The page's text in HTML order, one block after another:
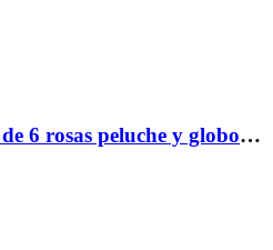
Mi graduada – Arreglo de 6 rosas peluche y globo para graduación